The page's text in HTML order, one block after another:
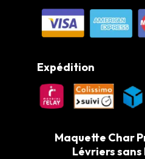
Expédition
Maquette Char
Lévriers